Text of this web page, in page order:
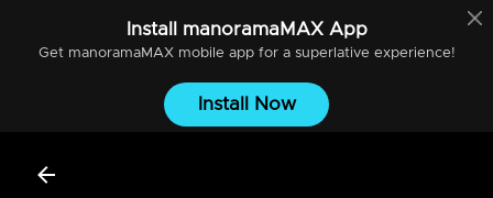
Install manoramaMAXApp
Get manoramaMAXmobile app for a superlative experience!
Install Now